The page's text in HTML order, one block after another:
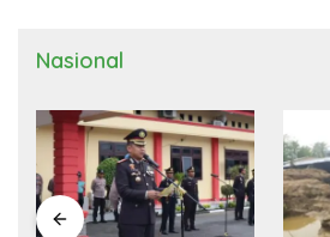
Nasional